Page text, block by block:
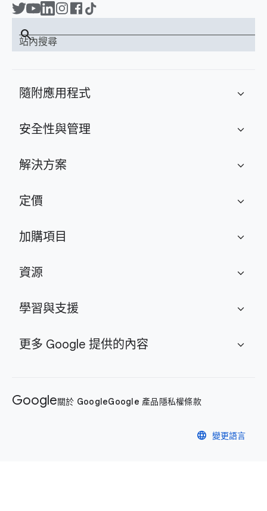
站內搜尋
search
隨附應用程式 expand_more
安全性與管理 expand_more
解決方案 expand_more
定價 expand_more
加購項目 expand_more
資源 expand_more
學習與支援 expand_more
更多 Google 提供的內容 expand_more
Google關於 GoogleGoogle 產品隱私權條款
language 變更語言